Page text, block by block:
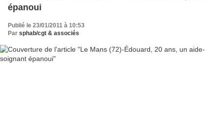
épanoui
Publié le 23/01/2011 à 10:53
Par sphab/cgt & associés